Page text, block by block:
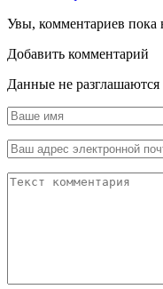
Увы, комментариев пока
Добавить комментарий
Данные не разглашаются